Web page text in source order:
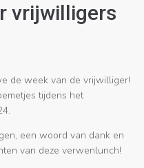
vrijwilligers
de week van de vrijwilliger!
tijdens het
een woord van dank en
van deze verwenlunch!